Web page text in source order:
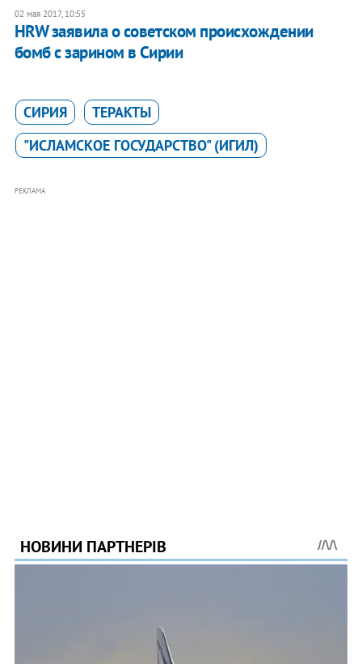
02 мая 2017, 10:55
HRW заявила о советском происхождении
бомб с зарином в Сирии
СИРИЯ
ТЕРАКТЫ
"ИСЛАМСКОЕ ГОСУДАРСТВО" (ИГИЛ)
РЕКЛАМА